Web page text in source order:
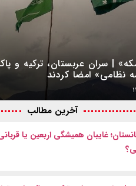
| سران عربستان، ترکیه و
نظامی» امضا کردند
آخرین مطالب
غایبان همیشگی اربعین یا